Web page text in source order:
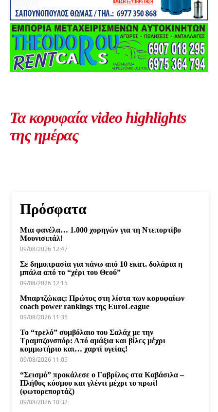
Τα κορυφαία video highlights
της ημέρας
Πρόσφατα
Μια φανέλα… 1.000 χορηγών για τη Ντεπορτίβο
Μουνισιπάλ!
09/08/2026 12:47
Σε δημοπρασία για πάνω από 10 εκατ. δολάρια η
μπάλα από το “χέρι του Θεού”
09/08/2026 12:15
Μπαρτζώκας: Πρώτος στη λίστα των κορυφαίων
coach power rankings της EuroLeague
09/08/2026 11:35
Το “τρελό” συμβόλαιο του Σαλάχ με την
Τραμπζονσπόρ: Από αμάξια και βίλες μέχρι
κομμωτήριο και… χαρτί υγείας!
09/08/2026 11:05
“Σεισμό” προκάλεσε ο Γαβρίλος στα Καβάσιλα –
Πλήθος κόσμου και γλέντι μέχρι το πρωί!
(φωτορεπορτάζ)
09/08/2026 10:32